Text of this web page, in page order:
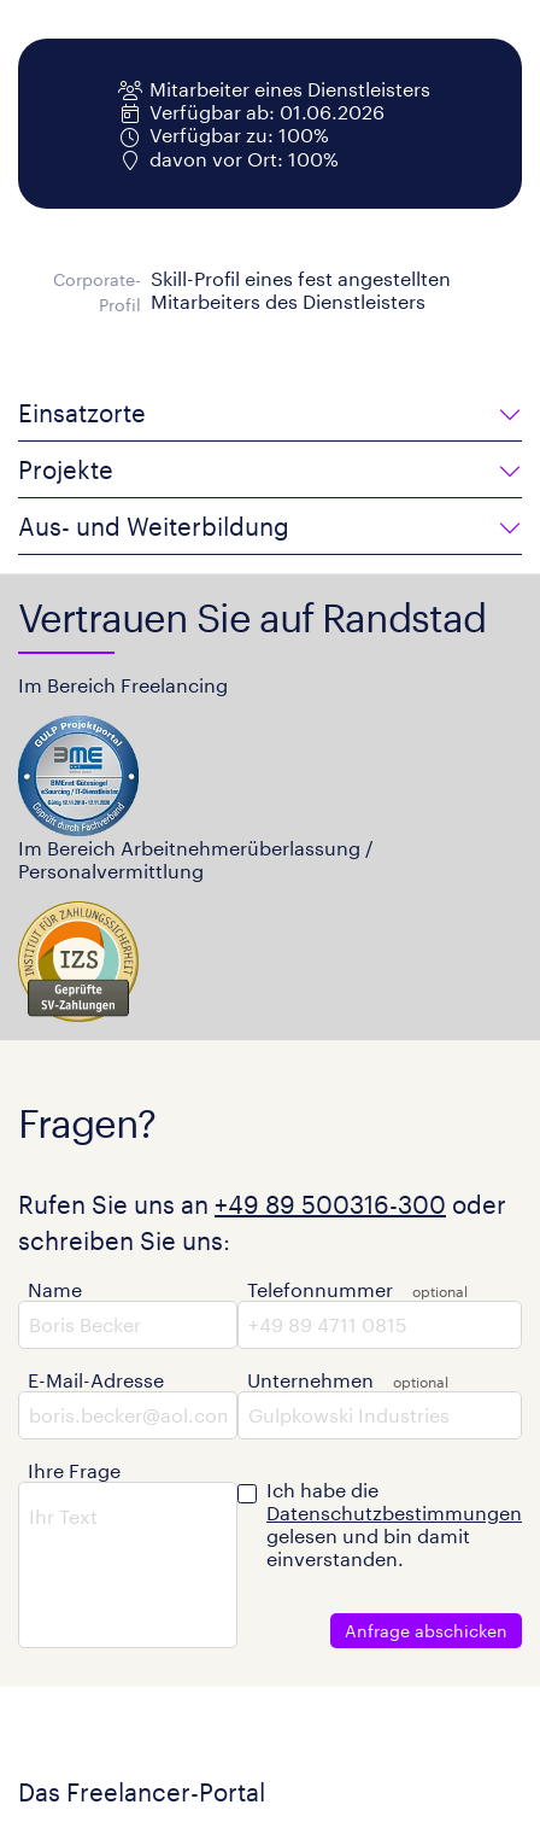
Mitarbeiter eines Dienstleisters
Verfügbar ab: 01.06.2026
Verfügbar zu: 100%
davon vor Ort: 100%
Corporate-
Profil
Skill-Profil eines fest angestellten
Mitarbeiters des Dienstleisters
Einsatzorte
Projekte
Aus- und Weiterbildung
Vertrauen Sie auf Randstad
Im Bereich Freelancing
Im Bereich Arbeitnehmerüberlassung /
Personalvermittlung
Fragen?
Rufen Sie uns an +49 89 500316-300 oder
schreiben Sie uns:
Name
E-Mail-Adresse
Ihre Frage
Telefonnummer
Unternehmen
Ich habe die
Datenschutzbestimmungen
gelesen und bin damit
einverstanden.
Anfrage abschicken
Das Freelancer-Portal